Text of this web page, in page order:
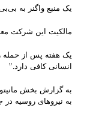
یک منبع واگنر به
مالکیت این شرکت
یک هفته پس از حمله
انسانی کافی دارد.”
به گزارش بخش
به نیروهای روسیه